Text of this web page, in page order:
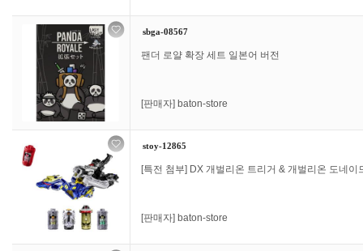
sbga-08567
팬더 로얄 확장 세트 일본어 버전
[판매자] baton-store
stoy-12865
[특전 첨부] DX 개벌리온 트리거 & 개벌리온 도네
[판매자] baton-store